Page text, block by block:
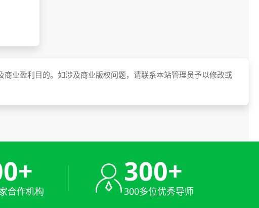
业盈利目的。如涉及商业版权问题，请联系本站管理员予以修改或
合作机构
300+
300多位优秀导师